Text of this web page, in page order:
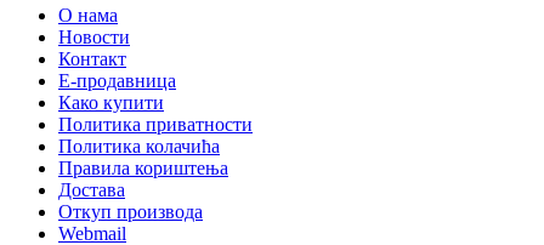
О нама
Новости
Контакт
Е-продавница
Како купити
Политика приватности
Политика колачића
Правила кориштења
Достава
Откуп производа
Webmail